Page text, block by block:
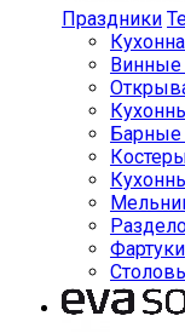
Праздники
Винные
Барные
Фартуки